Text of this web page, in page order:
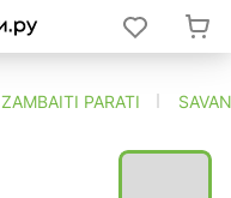
ZAMBAITI PARATI